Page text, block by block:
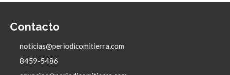
Contacto
noticias@periodicomitierra.com
8459-5486